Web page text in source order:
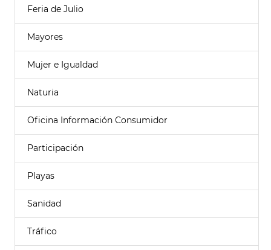
Feria de Julio
Mayores
Mujer e Igualdad
Naturia
Oficina Información Consumidor
Participación
Playas
Sanidad
Tráfico